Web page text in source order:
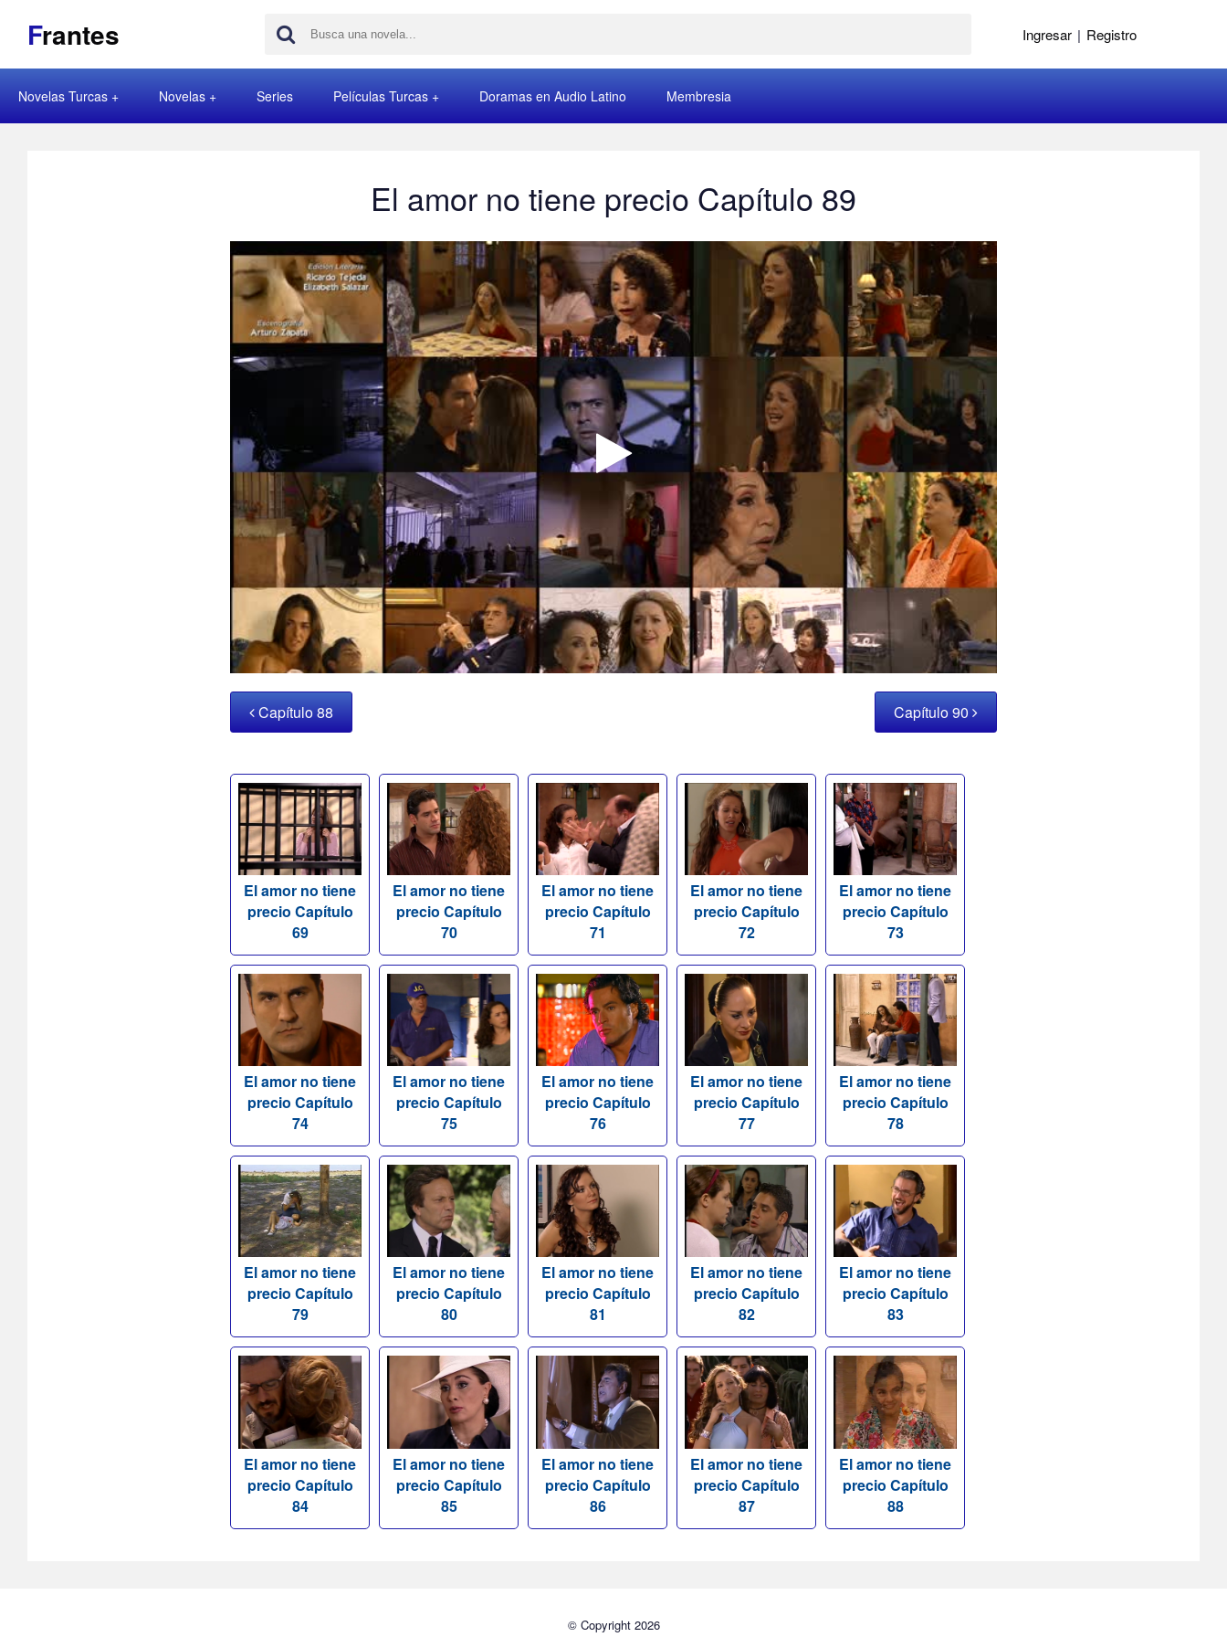
Frantes Ingresar | Registro
Novelas Turcas Novelas Series Películas Turcas Doramas en Audio Latino Membresia
El amor no tiene precio Capítulo 89
Capítulo 88 Capítulo 90
El amor no tiene
precio Capítulo
69
El amor no tiene
precio Capítulo
70
El amor no tiene
precio Capítulo
71
El amor no tiene
precio Capítulo
72
El amor no tiene
precio Capítulo
73
El amor no tiene
precio Capítulo
74
El amor no tiene
precio Capítulo
75
El amor no tiene
precio Capítulo
76
El amor no tiene
precio Capítulo
77
El amor no tiene
precio Capítulo
78
El amor no tiene
precio Capítulo
79
El amor no tiene
precio Capítulo
80
El amor no tiene
precio Capítulo
81
El amor no tiene
precio Capítulo
82
El amor no tiene
precio Capítulo
83
El amor no tiene
precio Capítulo
84
El amor no tiene
precio Capítulo
85
El amor no tiene
precio Capítulo
86
El amor no tiene
precio Capítulo
87
El amor no tiene
precio Capítulo
88
© Copyright 2026